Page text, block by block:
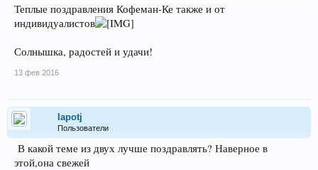
Теплые поздравления Кофеман-Ке также и от
индивидуалистов
Солнышка, радостей и удачи!
13 фев 2016
lapotj
Пользователи
В какой теме из двух лучше поздравлять? Наверное в
этой,она свежей